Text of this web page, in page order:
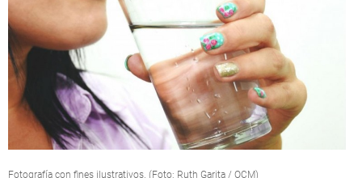
Fotografía con fines ilustrativos. (Foto: Ruth Garita / OCM)